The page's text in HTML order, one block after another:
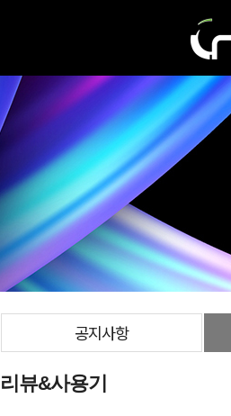
공지사항
리뷰&사용기